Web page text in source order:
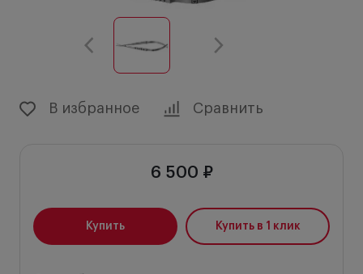
В избранное Сравнить
6 500 ₽
Купить Купить в 1 клик